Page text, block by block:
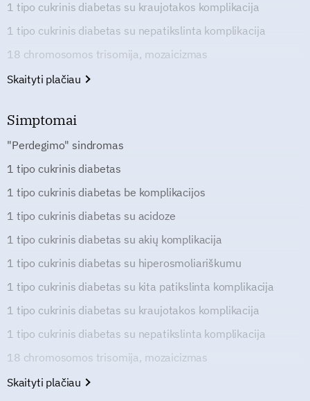
1 tipo cukrinis diabetas su kraujotakos komplikacija
1 tipo cukrinis diabetas su nepatikslinta komplikacija
18 chromosomos trisomija, mozaicizmas
Skaityti plačiau
Simptomai
"Perdegimo" sindromas
1 tipo cukrinis diabetas
1 tipo cukrinis diabetas be komplikacijos
1 tipo cukrinis diabetas su acidoze
1 tipo cukrinis diabetas su akių komplikacija
1 tipo cukrinis diabetas su hiperosmoliariškumu
1 tipo cukrinis diabetas su kita patikslinta komplikacija
1 tipo cukrinis diabetas su kraujotakos komplikacija
1 tipo cukrinis diabetas su nepatikslinta komplikacija
18 chromosomos trisomija, mozaicizmas
Skaityti plačiau